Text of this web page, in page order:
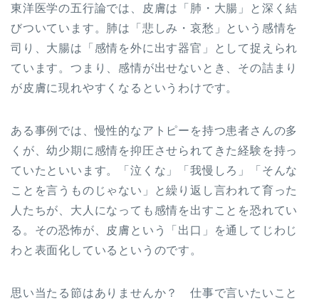
東洋医学の五行論では、皮膚は「肺・大腸」と深く結
びついています。肺は「悲しみ・哀愁」という感情を
司り、大腸は「感情を外に出す器官」として捉えられ
ています。つまり、感情が出せないとき、その詰まり
が皮膚に現れやすくなるというわけです。
ある事例では、慢性的なアトピーを持つ患者さんの多
くが、幼少期に感情を抑圧させられてきた経験を持っ
ていたといいます。「泣くな」「我慢しろ」「そんな
ことを言うものじゃない」と繰り返し言われて育った
人たちが、大人になっても感情を出すことを恐れてい
る。その恐怖が、皮膚という「出口」を通してじわじ
わと表面化しているというのです。
思い当たる節はありませんか？ 仕事で言いたいこと